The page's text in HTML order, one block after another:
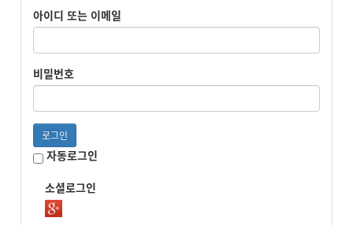
아이디 또는 이메일
비밀번호
로그인
자동로그인
소셜로그인